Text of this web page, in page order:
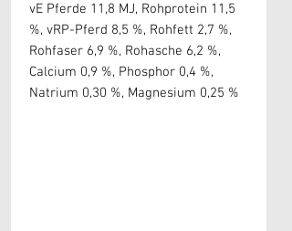
vE Pferde 11,8 MJ, Rohprotein 11,5
%, vRP-Pferd 8,5 %, Rohfett 2,7 %,
Rohfaser 6,9 %, Rohasche 6,2 %,
Calcium 0,9 %, Phosphor 0,4 %,
Natrium 0,30 %, Magnesium 0,25 %